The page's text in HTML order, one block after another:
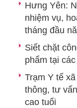
Hưng Yên:
nhiệm vụ,
tháng đầu
Siết chặt
phẩm tại
Trạm Y tế
thông, tư
cao tuổi